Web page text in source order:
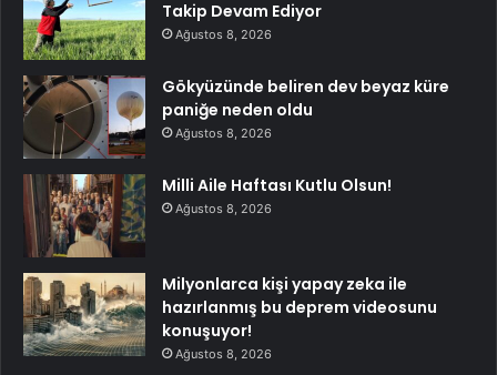
Takip Devam Ediyor
Ağustos 8, 2026
Gökyüzünde beliren dev beyaz küre
paniğe neden oldu
Ağustos 8, 2026
Milli Aile Haftası Kutlu Olsun!
Ağustos 8, 2026
Milyonlarca kişi yapay zeka ile
hazırlanmış bu deprem videosunu
konuşuyor!
Ağustos 8, 2026